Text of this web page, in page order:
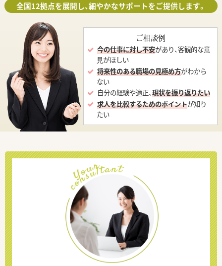
全国12拠点を展開し、細やかなサポートをご提供します。
ご相談例
今の仕事に対し不安があり、客観的な意
見がほしい
将来性のある職場の見極め方がわから
ない
自分の経験や適正、現状を振り返りたい
求人を比較するためのポイントが知り
たい